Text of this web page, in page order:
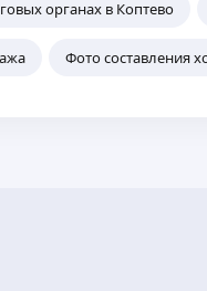
органах в Коптево
Фото составления